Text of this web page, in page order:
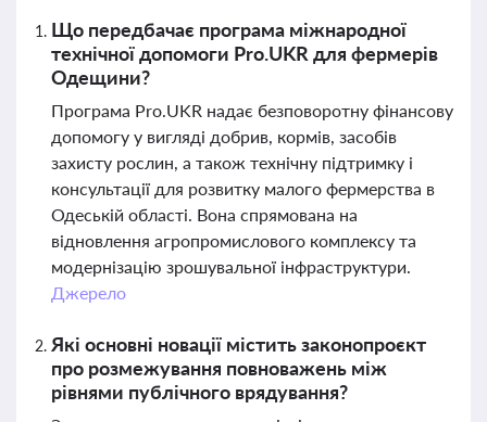
Що передбачає програма міжнародної
технічної допомоги Pro.UKR для фермерів
Одещини?
Програма Pro.UKR надає безповоротну фінансову
допомогу у вигляді добрив, кормів, засобів
захисту рослин, а також технічну підтримку і
консультації для розвитку малого фермерства в
Одеській області. Вона спрямована на
відновлення агропромислового комплексу та
модернізацію зрошувальної інфраструктури.
Джерело
Які основні новації містить законопроєкт
про розмежування повноважень між
рівнями публічного врядування?